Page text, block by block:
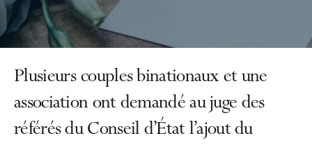
Plusieurs couples binationaux et une
association ont demandé au juge des
référés du Conseil d’État l’ajout du